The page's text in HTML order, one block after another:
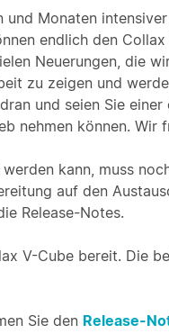
Monaten
endlich den
Neuerungen, die
zu zeigen und
und seien Sie
nehmen können. Wir
kann, muss
auf den
Release-Notes.
V-Cube bereit. Die
Sie den Release-